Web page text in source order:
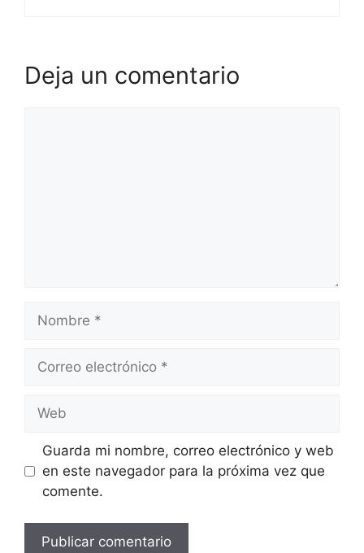
Deja un comentario
Nombre
Correo
Web
Guarda mi nombre, correo electrónico y web
en este navegador para la próxima vez que
comente.